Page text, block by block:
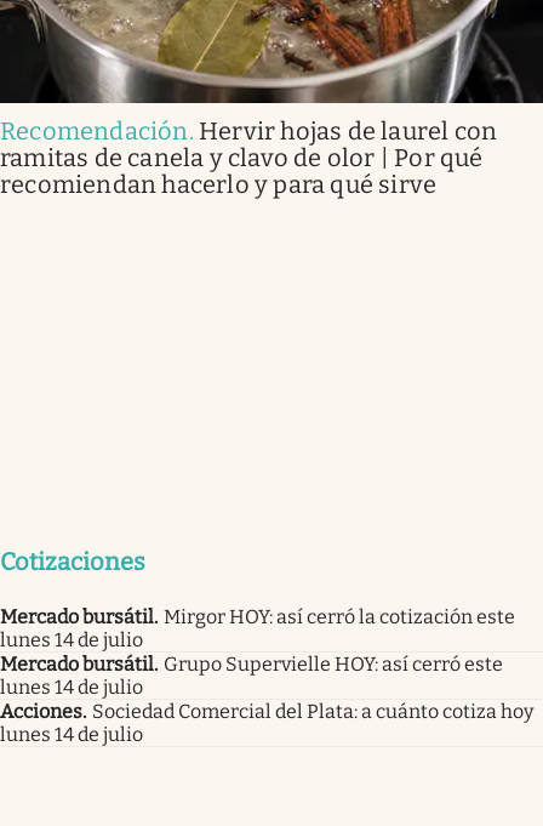
Recomendación. Hervir hojas de laurel con
ramitas de canela y clavo de olor | Por qué
recomiendan hacerlo y para qué sirve
Cotizaciones
Mercado bursátil. Mirgor HOY: así cerró la cotización este
lunes 14 de julio
Mercado bursátil. Grupo Supervielle HOY: así cerró este
lunes 14 de julio
Acciones. Sociedad Comercial del Plata: a cuánto cotiza hoy
lunes 14 de julio